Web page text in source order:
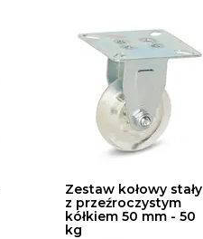
Zestaw kołowy stały
z przeźroczystym
kółkiem 50 mm - 50
kg